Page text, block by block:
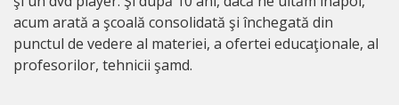
acum arată a şcoală consolidată şi închegată din
punctul de vedere al materiei, a ofertei educaţionale, al
profesorilor, tehnicii şamd.